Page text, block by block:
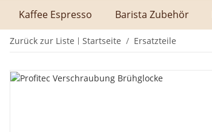
Kaffee Espresso Barista Zubehör
Zurück zur Liste Startseite Ersatzteile